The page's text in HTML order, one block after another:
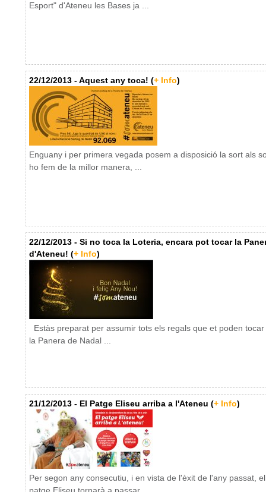
Esport" d'Ateneu les Bases ja ...
22/12/2013 - Aquest any toca! (+ Info)
Enguany i per primera vegada posem a disposició la sort als
ho fem de la millor manera, ...
22/12/2013 - Si no toca la Loteria, encara pot tocar la
d'Ateneu! (+ Info)
Estàs preparat per assumir tots els regals que et poden tocar
la Panera de Nadal ...
21/12/2013 - El Patge Eliseu arriba a l'Ateneu (+ Info)
Per segon any consecutiu, i en vista de l'èxit de l'any passat, el